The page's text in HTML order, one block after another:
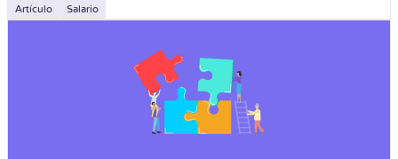
y cualquier
Artículo Salario